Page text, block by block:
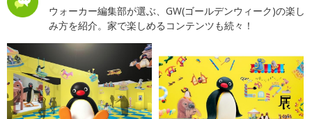
ウォーカー編集部が選ぶ、GW(ゴールデンウィーク)の楽し
み方を紹介。家で楽しめるコンテンツも続々！